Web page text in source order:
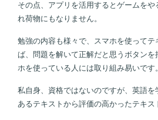
その点、アプリを活用するとゲームを
れ荷物にもなりません。
勉強の内容も様々で、スマホを使って
ば、問題を解いて正解だと思うボタンを
ホを使っている人には取り組み易いです。
私自身、資格ではないのですが、英語
あるテキストから評価の高かったテキス